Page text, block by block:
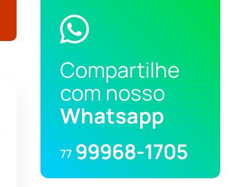
Compartilhe
com nosso
Whatsapp
77 99968-1705